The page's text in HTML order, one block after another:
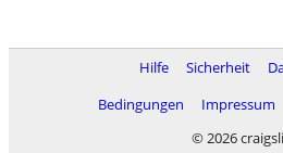
Hilfe Sicherheit
Bedingungen
Impressum
© 2026